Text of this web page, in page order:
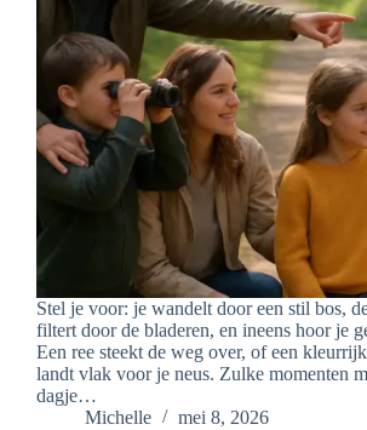
Stel je voor: je wandelt door een stil bos,
filtert door de bladeren, en ineens hoor je
Een ree steekt de weg over, of een
landt vlak voor je neus. Zulke momenten
dagje…
Michelle
mei 8, 2026